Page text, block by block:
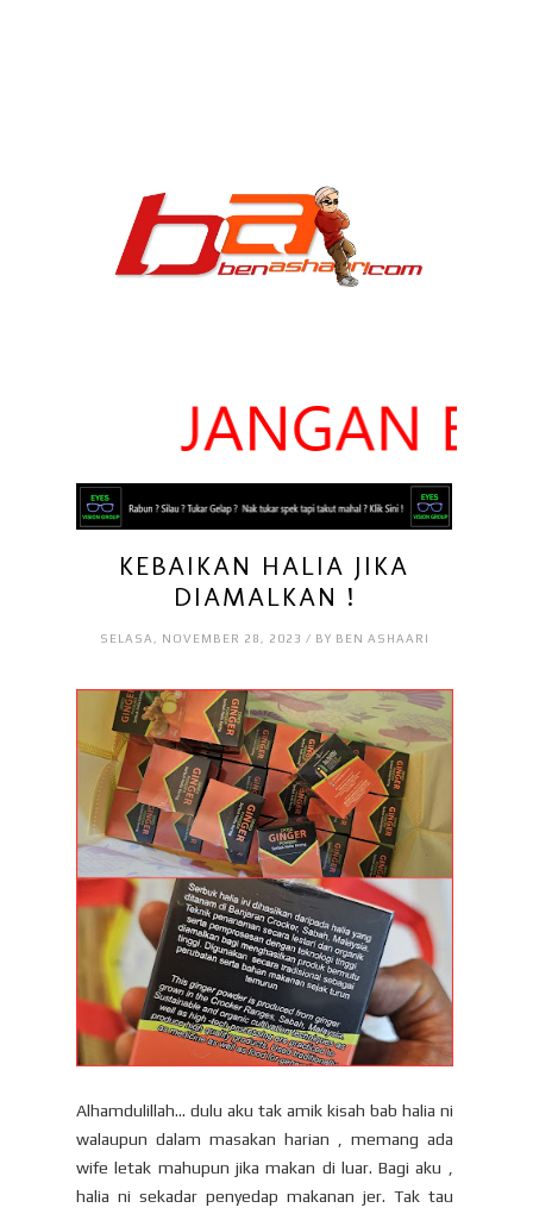
KEBAIKAN HALIA JIKA
DIAMALKAN !
SELASA, NOVEMBER 28, 2023 / BY BEN ASHAARI
Alhamdulillah... dulu aku tak amik kisah bab halia ni
walaupun dalam masakan harian , memang ada
wife letak mahupun jika makan di luar. Bagi aku ,
halia ni sekadar penyedap makanan jer. Tak tau